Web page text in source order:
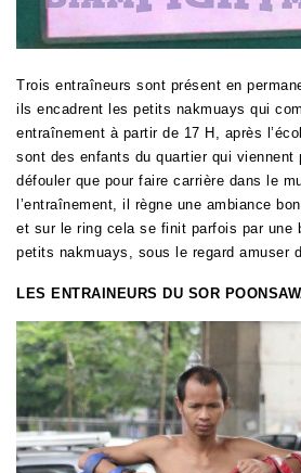
Trois entraîneurs sont présent en
ils encadrent les petits nakmuays qui
entraînement à partir de 17 H, après
sont des enfants du quartier qui viennent
défouler que pour faire carrière dans le
l’entraînement, il règne une ambiance
et sur le ring cela se finit parfois par une
petits nakmuays, sous le regard amuser
LES ENTRAINEURS DU SOR